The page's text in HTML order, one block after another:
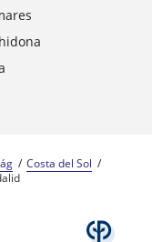
Costa del Sol